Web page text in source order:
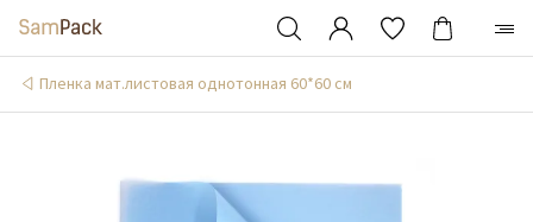
Пленка мат.листовая однотонная 60*60 см